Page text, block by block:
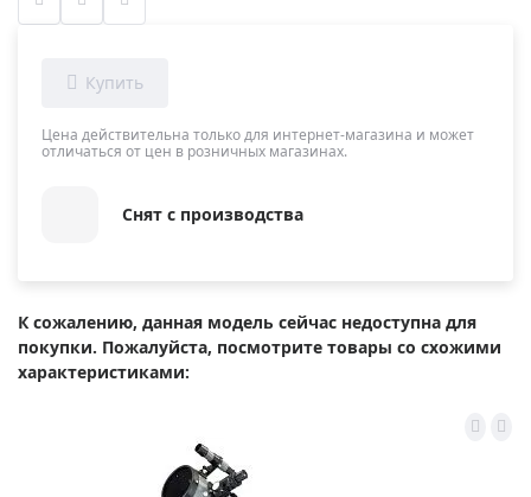
Цена действительна только для интернет-магазина и может
отличаться от цен в розничных магазинах.
Снят с производства
К сожалению, данная модель сейчас недоступна для
покупки. Пожалуйста, посмотрите товары со схожими
характеристиками: